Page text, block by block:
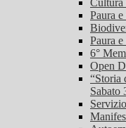
Cultura
Paura
Paura
6°
Open
“Storia
Sabato